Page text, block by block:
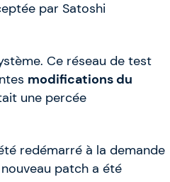
par Satoshi
Ce réseau de test
modifications du
une percée
redémarré à la demande
patch a été